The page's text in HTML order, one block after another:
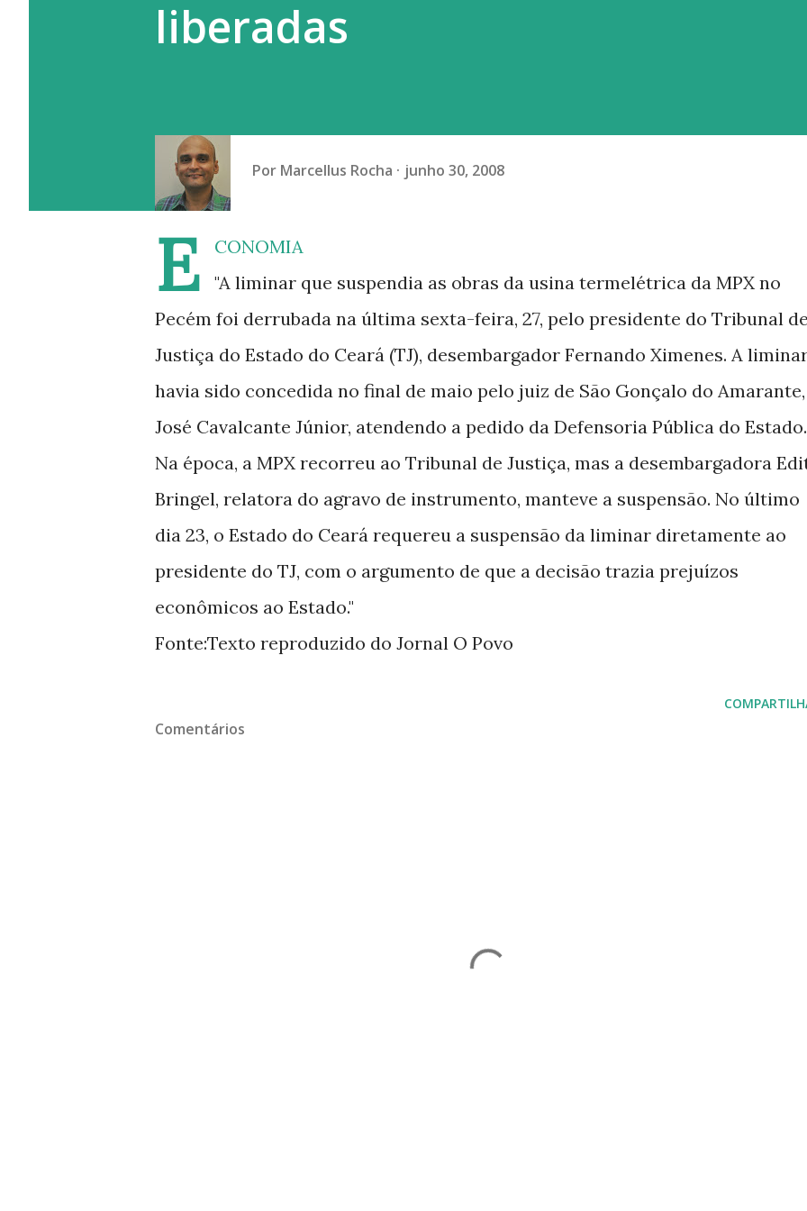
Nebido, que contém testosterona , hormônio masculino. O...
liberadas
Por Marcellus Rocha junho 30, 2008
E
CONOMIA
"A liminar que suspendia as obras da usina termelétrica da MPX no
Pecém foi derrubada na última sexta-feira, 27, pelo presidente do Tribunal
Justiça do Estado do Ceará (TJ), desembargador Fernando Ximenes. A
havia sido concedida no final de maio pelo juiz de São Gonçalo do Amarante,
José Cavalcante Júnior, atendendo a pedido da Defensoria Pública do Estado.
Na época, a MPX recorreu ao Tribunal de Justiça, mas a desembargadora
Bringel, relatora do agravo de instrumento, manteve a suspensão. No último
dia 23, o Estado do Ceará requereu a suspensão da liminar diretamente ao
presidente do TJ, com o argumento de que a decisão trazia prejuízos
econômicos ao Estado."
Fonte:Texto reproduzido do Jornal O Povo
Comentários